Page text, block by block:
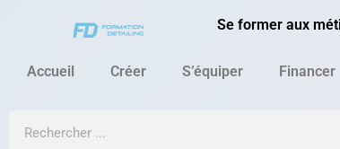
Se former aux
Accueil Créer S’équiper Financer